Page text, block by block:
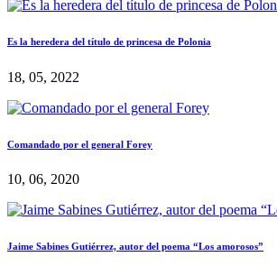
Es la heredera del título de princesa de Polonia
18, 05, 2022
Comandado por el general Forey
10, 06, 2020
Jaime Sabines Gutiérrez, autor del poema “Los amorosos”